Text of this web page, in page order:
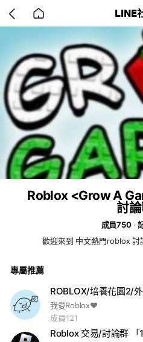
back
to
home
LINE
Roblox <Grow A
討
成員750
歡迎來到 中文熱門roblox 討
專屬推薦
ROBLOX/培養花園2/
我愛Roblox❤️
成員121